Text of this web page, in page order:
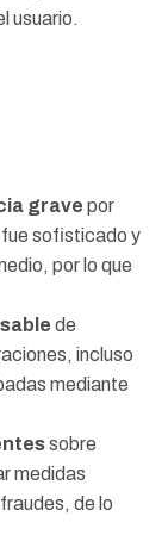
usuario.
grave por
fue sofisticado y
por lo que
de
incluso
mediante
sobre
medidas
de lo